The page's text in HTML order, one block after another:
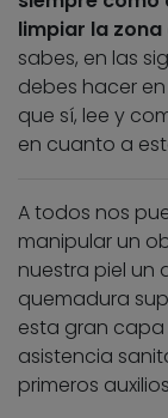
limpiar la zona
sabes, en las
debes hacer
que sí, lee y
en cuanto a
A todos nos
manipular un
nuestra piel un
quemadura
esta gran
asistencia
primeros